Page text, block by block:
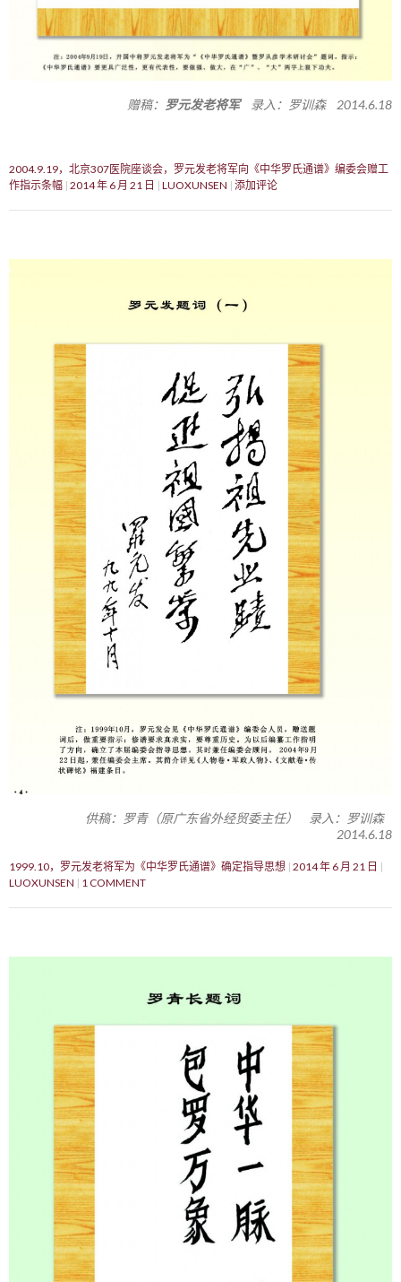
赠稿： 罗元发老将军录入：罗训森 2014.6.18
2004.9.19，北京307医院座谈会，罗元发老将军向《中华罗氏通谱》编委会赠工
作指示条幅 2014 年 6 月 21 日 LUOXUNSEN 添加评论
供稿：罗青（原广东省外经贸委主任） 录入：罗训森
2014.6.18
1999.10，罗元发老将军为《中华罗氏通谱》确定指导思想 2014 年 6 月 21 日
LUOXUNSEN
1 COMMENT